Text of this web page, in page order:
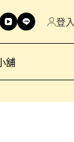
登入
舖